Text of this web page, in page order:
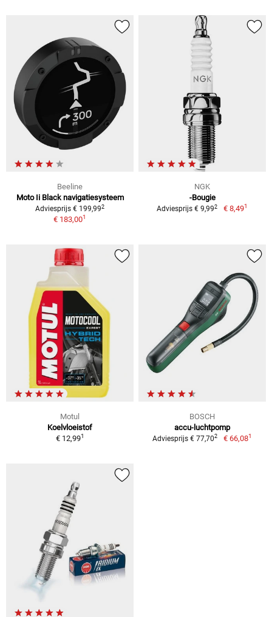
Beeline
Moto Ii Black navigatiesysteem
Adviesprijs € 199,992
€ 183,001
NGK
-Bougie
Adviesprijs € 9,992 € 8,491
Motul
Koelvloeistof
€ 12,991
BOSCH
accu-luchtpomp
Adviesprijs € 77,702 € 66,081